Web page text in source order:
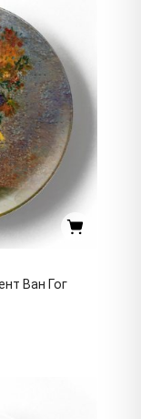
Ван Гог